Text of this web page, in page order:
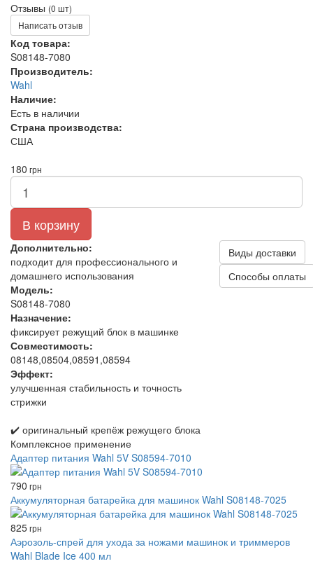
Отзывы (0 шт)
Написать отзыв
Код товара:
S08148-7080
Производитель:
Wahl
Наличие:
Есть в наличии
Страна производства:
США
180 грн
В корзину
Дополнительно:
подходит для профессионального и
домашнего использования
Модель:
S08148-7080
Назначение:
фиксирует режущий блок в машинке
Совместимость:
08148,08504,08591,08594
Эффект:
улучшенная стабильность и точность
стрижки
Виды доставки
Способы оплаты
✔️ оригинальный крепёж режущего блока
Комплексное применение
Адаптер питания Wahl 5V S08594-7010
790 грн
Аккумуляторная батарейка для машинок Wahl S08148-7025
825грн
Аэрозоль-спрей для ухода за ножами машинок и триммеров
Wahl Blade Ice 400 мл